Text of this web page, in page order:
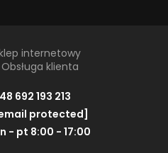
internetowy
klienta
692 193 213
protected]
- pt 8:00 - 17:00